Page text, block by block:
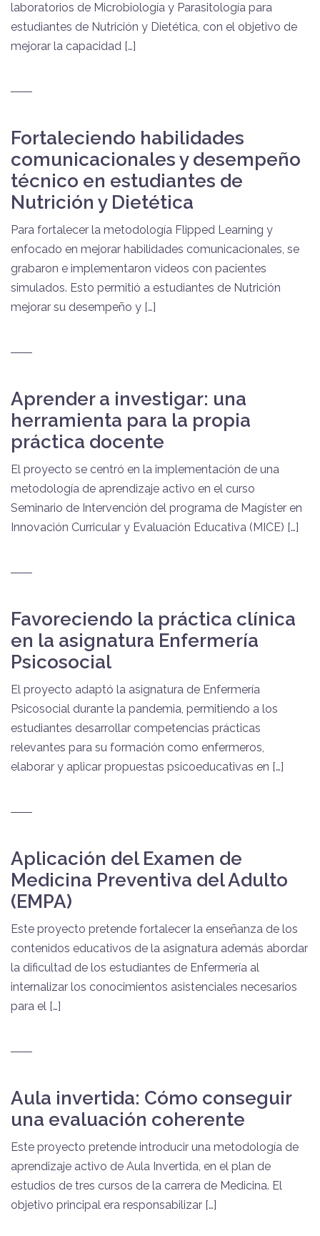
laboratorios de Microbiología y Parasitología para
estudiantes de Nutrición y Dietética, con el objetivo de
mejorar la capacidad […]
Fortaleciendo habilidades
comunicacionales y desempeño
técnico en estudiantes de
Nutrición y Dietética
Para fortalecer la metodología Flipped Learning y
enfocado en mejorar habilidades comunicacionales, se
grabaron e implementaron videos con pacientes
simulados. Esto permitió a estudiantes de Nutrición
mejorar su desempeño y […]
Aprender a investigar: una
herramienta para la propia
práctica docente
El proyecto se centró en la implementación de una
metodología de aprendizaje activo en el curso
Seminario de Intervención del programa de Magíster en
Innovación Curricular y Evaluación Educativa (MICE) […]
Favoreciendo la práctica clínica
en la asignatura Enfermería
Psicosocial
El proyecto adaptó la asignatura de Enfermería
Psicosocial durante la pandemia, permitiendo a los
estudiantes desarrollar competencias prácticas
relevantes para su formación como enfermeros,
elaborar y aplicar propuestas psicoeducativas en […]
Aplicación del Examen de
Medicina Preventiva del Adulto
(EMPA)
Este proyecto pretende fortalecer la enseñanza de los
contenidos educativos de la asignatura además abordar
la dificultad de los estudiantes de Enfermería al
internalizar los conocimientos asistenciales necesarios
para el […]
Aula invertida: Cómo conseguir
una evaluación coherente
Este proyecto pretende introducir una metodología de
aprendizaje activo de Aula Invertida, en el plan de
estudios de tres cursos de la carrera de Medicina. El
objetivo principal era responsabilizar […]